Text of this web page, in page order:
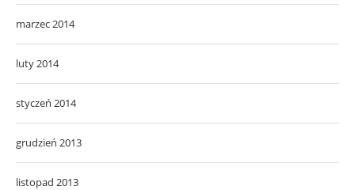
marzec 2014
luty 2014
styczeń 2014
grudzień 2013
listopad 2013